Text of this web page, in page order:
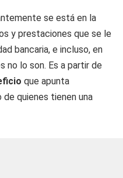
se está en la
y prestaciones que se le
bancaria, e incluso, en
no lo son. Es a partir de
que apunta
quienes tienen una